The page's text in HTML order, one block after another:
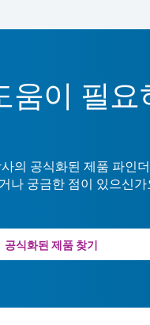
움이 필
의 공식화된 제품 파인
나 궁금한 점이 있으신
공식화된 제품 찾기